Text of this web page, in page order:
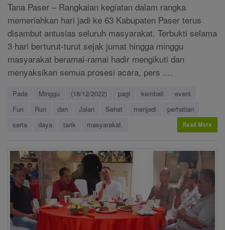
Tana Paser – Rangkaian kegiatan dalam rangka
memeriahkan hari jadi ke 63 Kabupaten Paser terus
disambut antusias seluruh masyarakat. Terbukti selama
3 hari berturut-turut sejak jumat hingga minggu
masyarakat beramai-ramai hadir mengikuti dan
menyaksikan semua prosesi acara, pers ....
Pada Minggu (18/12/2022) pagi kembali
event
Fun
Run dan Jalan Sehat menjadi
perhatian
serta
daya tarik masyarakat. Read More